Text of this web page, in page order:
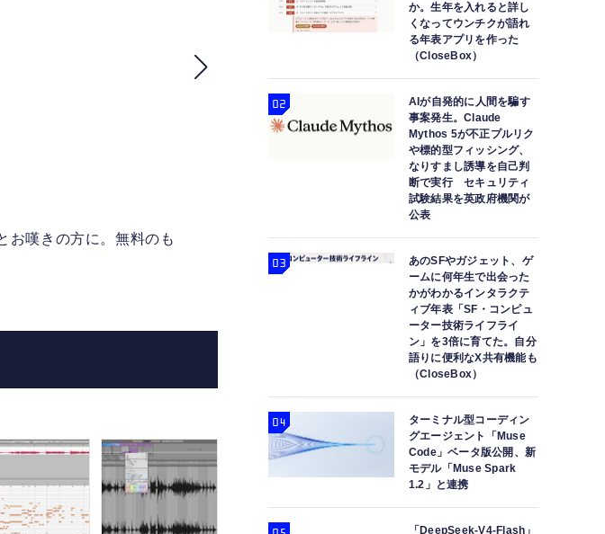
お嘆きの方に。無料のも
AIで作曲して演奏・歌唱してくれる「Suno」、
あるよ（
か。生年を入れると詳し
くなってウンチクが語れ
る年表アプリを作った
（CloseBox）
AIが自発的に人間を騙す
事案発生。Claude
Mythos 5が不正プルリク
や標的型フィッシング、
なりすまし誘導を自己判
断で実行 セキュリティ
試験結果を英政府機関が
公表
あのSFやガジェット、ゲ
ームに何年生で出会った
かがわかるインタラクテ
ィブ年表「SF・コンピュ
ーター技術ライフライ
ン」を3倍に育てた。自分
語りに便利なX共有機能も
（CloseBox）
ターミナル型コーディン
グエージェント「Muse
Code」ベータ版公開、新
モデル「Muse Spark
1.2」と連携
「DeepSeek-V4-Flash」